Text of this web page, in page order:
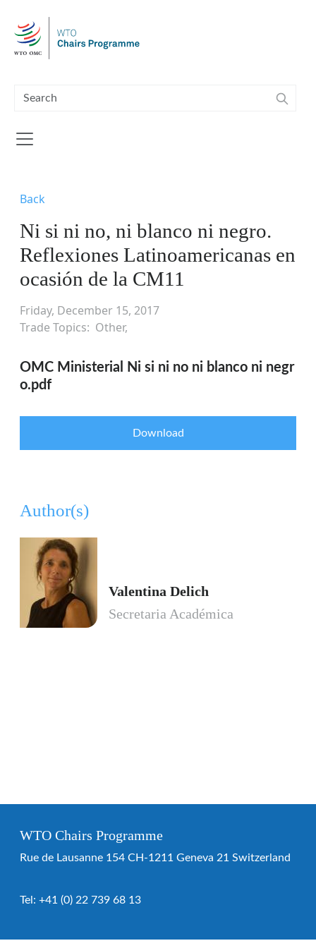
Back
Ni si ni no, ni blanco ni negro.
Reflexiones Latinoamericanas en
ocasión de la CM11
Friday, December 15, 2017
Trade Topics
Other
OMC Ministerial Ni si ni no ni blanco ni negr
o.pdf
Download
Author(s)
Valentina Delich
Secretaria Académica
WTO Chairs Programme
Rue de Lausanne 154 CH-1211 Geneva 21 Switzerland
Tel: +41 (0) 22 739 68 13